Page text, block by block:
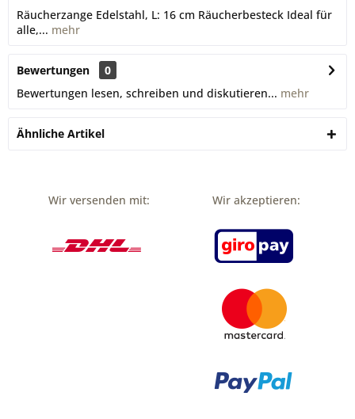
Räucherzange Edelstahl, L: 16 cm Räucherbesteck Ideal für
alle,... mehr
Bewertungen
0
Bewertungen lesen, schreiben und diskutieren... mehr
Ähnliche Artikel
Wir versenden mit: Wir akzeptieren: